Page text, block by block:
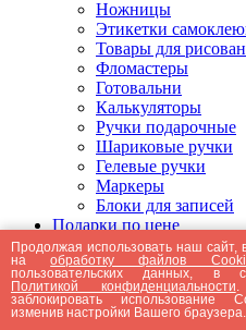
Ножницы
Этикетки
Товары для
Фломастеры
Готовальни
Калькуляторы
Ручки подарочные
Шариковые ручки
Гелевые ручки
Маркеры
Блоки для записей
Подарки по цене
Подарки от 5000
Подарки до 5000
Подарки до 3000
Подарки до 2000
Подарки до 1000
Продолжая использовать наш сайт,
наобработку файлов
пользовательских данных, в
Политикой конфиденциальности
заблокировать использование
изменив настройки Вашего браузера.